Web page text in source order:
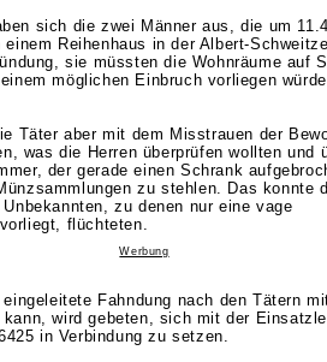
sich die zwei Männer aus, die um
einem Reihenhaus in der Albert-
sie müssten die Wohnräume auf
möglichen Einbruch vorliegen
Täter aber mit dem Misstrauen der
was die Herren überprüfen wollten und
der gerade einen Schrank
zu stehlen. Das konnte
zu denen nur eine vage
flüchteten.
Werbung
Fahndung nach den Tätern
kann, wird gebeten, sich mit der
in Verbindung zu setzen.